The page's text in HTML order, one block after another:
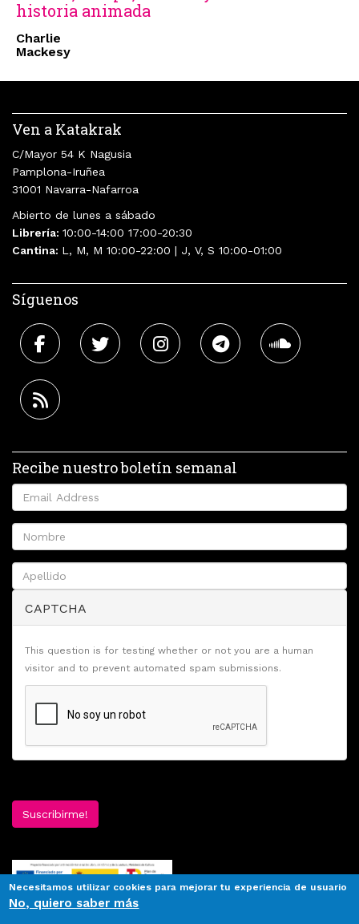
historia animada
Charlie
Mackesy
Ven a Katakrak
C/Mayor 54 K Nagusia
Pamplona-Iruñea
31001 Navarra-Nafarroa
Abierto de lunes a sábado
Librería: 10:00-14:00 17:00-20:30
Cantina: L, M, M 10:00-22:00 | J, V, S 10:00-01:00
Síguenos
Recibe nuestro boletín semanal
CAPTCHA
This question is for testing whether or not you are a human
visitor and to prevent automated spam submissions.
Suscribirme!
Necesitamos utilizar cookies para mejorar tu experiencia de usuario
No, quiero saber más